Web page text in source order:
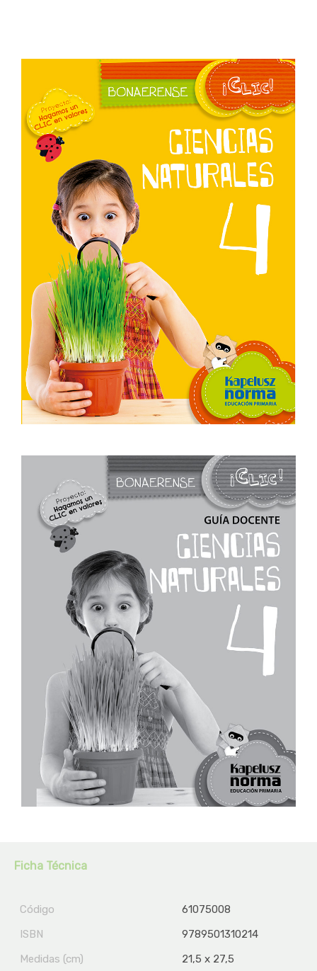
Ficha Técnica
Código
61075008
ISBN
9789501310214
Medidas (cm)
21,5 x 27,5